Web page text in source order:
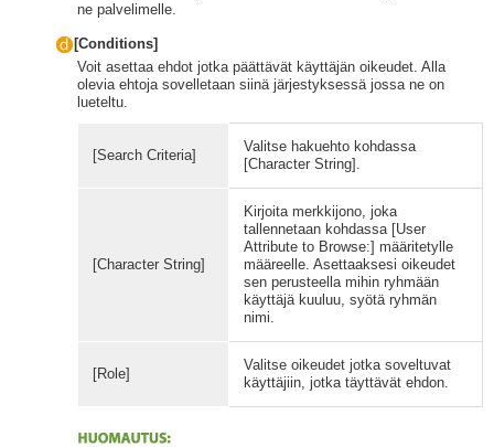
ne palvelimelle.
[Conditions]
Voit asettaa ehdot jotka päättävät käyttäjän oikeudet. Alla
olevia ehtoja sovelletaan siinä järjestyksessä jossa ne on
lueteltu.
[Search Criteria]
Valitse hakuehto kohdassa
[Character String].
[Character String]
Kirjoita merkkijono, joka
tallennetaan kohdassa [User
Attribute to Browse:] määritetylle
määreelle. Asettaaksesi oikeudet
sen perusteella mihin ryhmään
käyttäjä kuuluu, syötä ryhmän
nimi.
[Role]
Valitse oikeudet jotka soveltuvat
käyttäjiin, jotka täyttävät ehdon.